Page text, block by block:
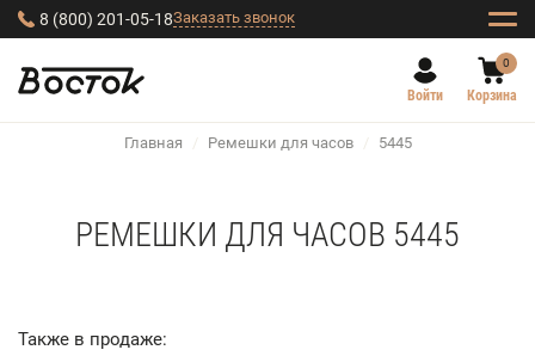
8 (800) 201-05-18Заказать звонок
Войти
0
Корзина
Главная / Ремешки для часов / 5445
РЕМЕШКИ ДЛЯ ЧАСОВ 5445
Также в продаже: